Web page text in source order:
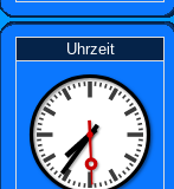
Uhrzeit